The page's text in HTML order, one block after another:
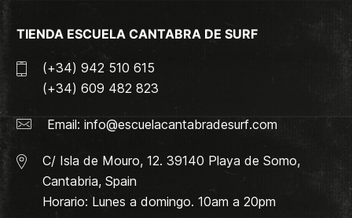
TIENDA ESCUELA CANTABRA DE SURF
(+34) 942 510 615
(+34) 609 482 823
Email: info@escuelacantabradesurf.com
C/ Isla de Mouro, 12. 39140 Playa de Somo,
Cantabria, Spain
Horario: Lunes a domingo. 10am a 20pm